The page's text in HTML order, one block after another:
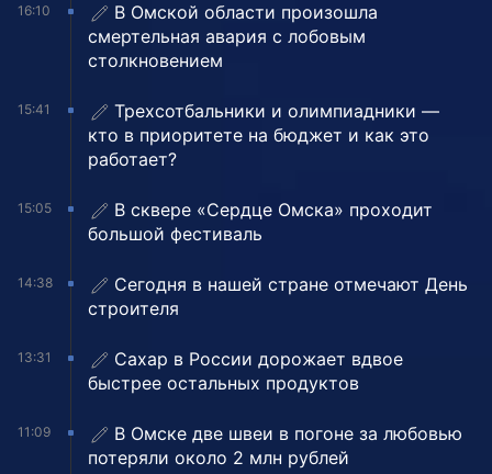
16:10
В Омской области произошла
смертельная авария с лобовым
столкновением
15:41
Трехсотбальники и олимпиадники —
кто в приоритете на бюджет и как это
работает?
15:05
В сквере «Сердце Омска» проходит
большой фестиваль
14:38
Сегодня в нашей стране отмечают День
строителя
13:31
Сахар в России дорожает вдвое
быстрее остальных продуктов
11:09
В Омске две швеи в погоне за любовью
потеряли около 2 млн рублей